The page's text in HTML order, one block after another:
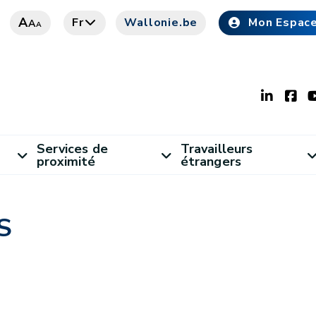
AAA Fr Wallonie.be Mon
Services de
proximité
Travailleurs
étrangers